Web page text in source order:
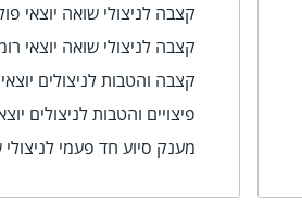
קצבה לניצולי שואה יוצאי
קצבה לניצולי שואה יוצאי
קצבה והטבות לניצולים
פיצויים והטבות לניצולים
מענק סיוע חד פעמי לניצולי